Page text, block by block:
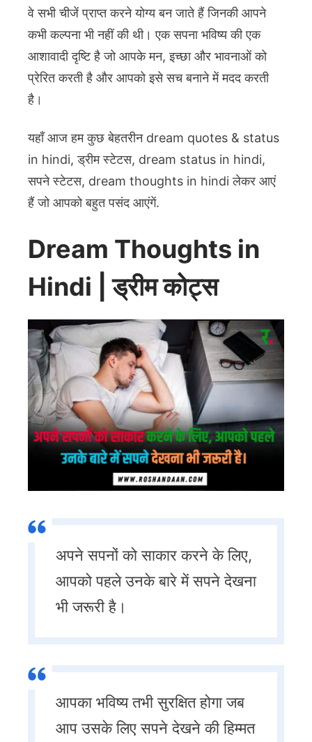
वे सभी चीजें प्राप्त करने योग्य बन जाते हैं जिनकी आपने
कभी कल्पना भी नहीं की थी। एक सपना भविष्य की एक
आशावादी दृष्टि है जो आपके मन, इच्छा और भावनाओं को
प्रेरित करती है और आपको इसे सच बनाने में मदद करती
है।
यहाँ आज हम कुछ बेहतरीन dream quotes & status
in hindi, ड्रीम स्टेटस, dream status in hindi,
सपने स्टेटस, dream thoughts in hindi लेकर आएं
हैं जो आपको बहुत पसंद आएंगें.
Dream Thoughts in
Hindi | ड्रीम कोट्स
अपने सपनों को साकार करने के लिए,
आपको पहले उनके बारे में सपने देखना
भी जरूरी है।
आपका भविष्य तभी सुरक्षित होगा जब
आप उसके लिए सपने देखने की हिम्मत